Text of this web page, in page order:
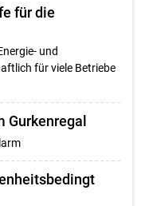
für die
und
für viele Betriebe
Gurkenregal